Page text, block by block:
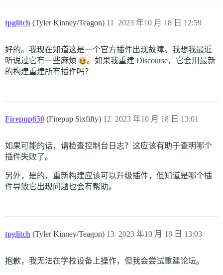
tpglitch (Tyler Kinney/Teagon) 2023 年10 月 18 日 12:59
11
好的。我现在知道这是一个官方插件出现故障。我想我最近
听说过它有一些麻烦
。如果我重建 Discourse，它会用最新
的构建重建所有插件吗？
Firepup650 (Firepup Sixfifty) 2023 年10 月 18 日 13:01
12
如果可能的话，请检查控制台日志？这应该有助于查明哪个
插件失败了。
另外，是的，重新构建应该可以升级插件，但知道是哪个插
件导致它出现问题也会有帮助。
tpglitch (Tyler Kinney/Teagon) 2023 年10 月 18 日 13:03
13
抱歉，我无法在学校设备上操作，但我会尝试重建论坛。